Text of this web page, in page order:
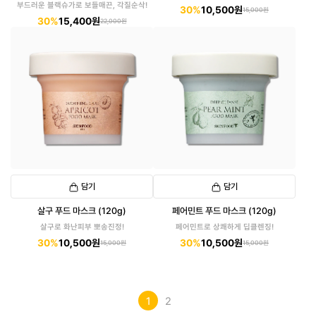
부드러운 블랙슈가로 보들매끈, 각질순삭!
30%15,400원22,000원
30%10,500원15,000원
담기
살구 푸드 마스크 (120g)
살구로 화난피부 뽀송진정!
30%10,500원15,000원
담기
페어민트 푸드 마스크 (120g)
페어민트로 상쾌하게 딥클렌징!
30%10,500원15,000원
1 2